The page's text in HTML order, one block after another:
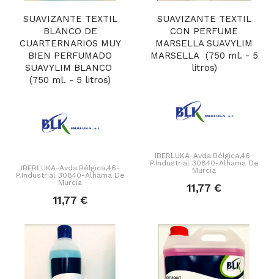
SUAVIZANTE TEXTIL
BLANCO DE
CUARTERNARIOS MUY
BIEN PERFUMADO
SUAVYLIM BLANCO
(750 ml. - 5 litros)
IBERLUKA-Avda.Bélgica,46-
P.Industrial 30840-Alhama De
Murcia
11,77 €
SUAVIZANTE TEXTIL
CON PERFUME
MARSELLA SUAVYLIM
MARSELLA (750 ml. - 5
litros)
IBERLUKA-Avda.Bélgica,46-
P.Industrial 30840-Alhama De
Murcia
11,77 €